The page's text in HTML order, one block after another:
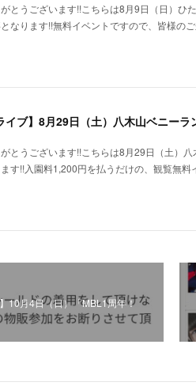
とうございます!!こちらは8月9日（日）ひ
なります!!無料イベントですので、皆様の
ブ】8月29日（土）八木山ベニーラ
とうございます!!こちらは8月29日（土）
す!!入園料1,200円を払うだけの、観覧無
10月4日（日）「MBL1周年！